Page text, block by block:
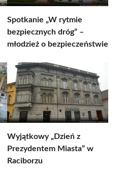
Spotkanie „W rytmie
bezpiecznych dróg” –
młodzież o bezpieczeństwie
Wyjątkowy „Dzień z
Prezydentem Miasta” w
Raciborzu